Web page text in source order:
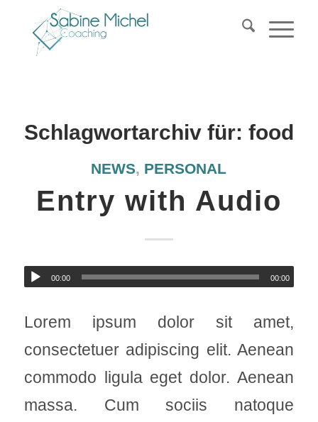
Schlagwortarchiv für: food
NEWS, PERSONAL
Entry with Audio
00:00 00:00
Lorem ipsum dolor sit amet,
consectetuer adipiscing elit. Aenean
commodo ligula eget dolor. Aenean
massa. Cum sociis natoque